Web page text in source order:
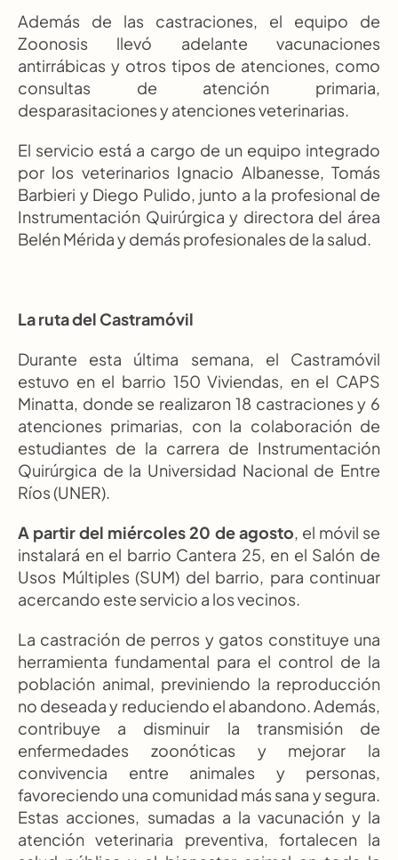
Además de las castraciones, el equipo de
Zoonosis llevó adelante vacunaciones
antirrábicas y otros tipos de atenciones, como
consultas de atención primaria,
desparasitaciones y atenciones veterinarias.
El servicio está a cargo de un equipo integrado
por los veterinarios Ignacio Albanesse, Tomás
Barbieri y Diego Pulido, junto a la profesional de
Instrumentación Quirúrgica y directora del área
Belén Mérida y demás profesionales de la salud.
La ruta del Castramóvil
Durante esta última semana, el Castramóvil
estuvo en el barrio 150 Viviendas, en el CAPS
Minatta, donde se realizaron 18 castraciones y 6
atenciones primarias, con la colaboración de
estudiantes de la carrera de Instrumentación
Quirúrgica de la Universidad Nacional de Entre
Ríos (UNER).
A partir del miércoles 20 de agosto, el móvil se
instalará en el barrio Cantera 25, en el Salón de
Usos Múltiples (SUM) del barrio, para continuar
acercando este servicio a los vecinos.
La castración de perros y gatos constituye una
herramienta fundamental para el control de la
población animal, previniendo la reproducción
no deseada y reduciendo el abandono. Además,
contribuye a disminuir la transmisión de
enfermedades zoonóticas y mejorar la
convivencia entre animales y personas,
favoreciendo una comunidad más sana y segura.
Estas acciones, sumadas a la vacunación y la
atención veterinaria preventiva, fortalecen la